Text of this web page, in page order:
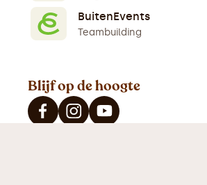
BuitenEvents
Teambuilding
Blijf op de hoogte